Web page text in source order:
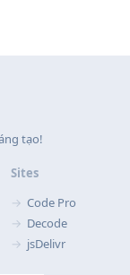
tạo!
Sites
Code Pro
Decode
jsDelivr